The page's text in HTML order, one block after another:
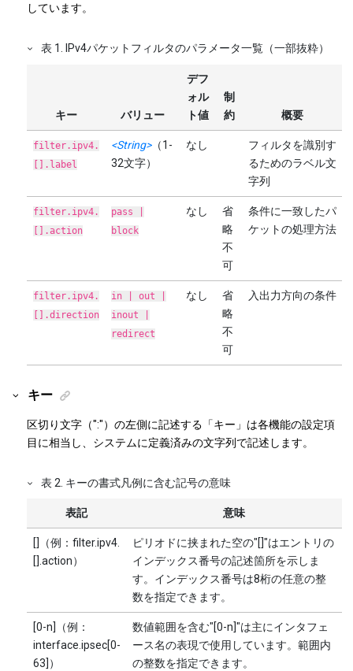
しています。
表 1 IPv4パケットフィルタのパラメータ一覧（一部抜粋）
キー バリュー
デフ
ォル
ト値
制
約
概要
filter.ipv4.
[].label
<String>（1-
32文字）
なし
フィルタを識別す
るためのラベル文
字列
filter.ipv4.
[].action
pass |
block
なし
省
略
不
可
条件に一致したパ
ケットの処理方法
filter.ipv4.
[].direction
in | out |
inout |
redirect
なし
省
略
不
可
入出力方向の条件
キー
区切り文字（":"）の左側に記述する「キー」は各機能の設定項
目に相当し、システムに定義済みの文字列で記述します。
表 2 キーの書式凡例に含む記号の意味
表記 意味
[]（例：filter.ipv4.
[].action）
ピリオドに挟まれた空の"[]"はエントリの
インデックス番号の記述箇所を示しま
す。インデックス番号は8桁の任意の整
数を指定できます。
[0-n]（例：
interface.ipsec[0-
63]）
数値範囲を含む"[0-n]"は主にインタフェ
ース名の表現で使用しています。範囲内
の整数を指定できます。